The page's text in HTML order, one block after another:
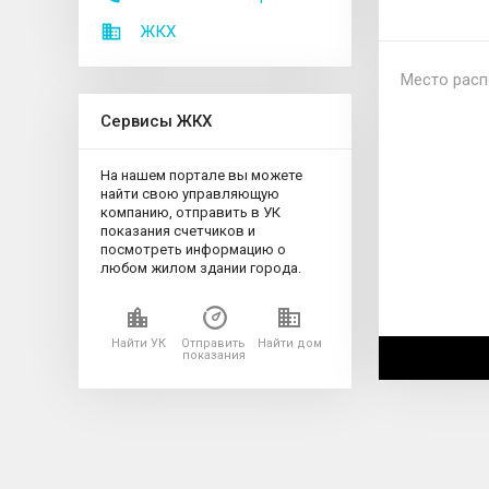
ЖКХ
Сервисы ЖКХ
На нашем портале вы можете
найти свою управляющую
компанию, отправить в УК
показания счетчиков и
посмотреть информацию о
любом жилом здании города.
Найти УК
Отправить
показания
Найти дом
Место